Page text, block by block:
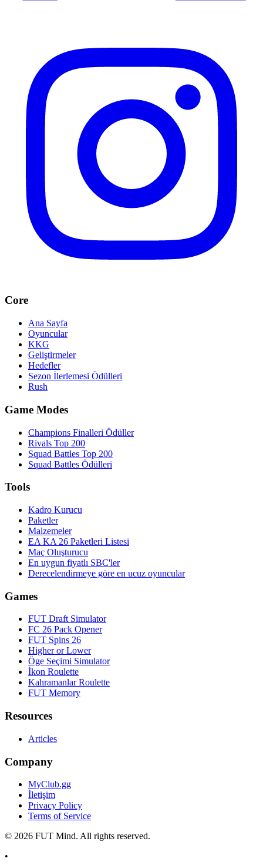
Core
Ana Sayfa
Oyuncular
KKG
Geliştirmeler
Hedefler
Sezon İlerlemesi Ödülleri
Rush
Game Modes
Champions Finalleri Ödüller
Rivals Top 200
Squad Battles Top 200
Squad Battles Ödülleri
Tools
Kadro Kurucu
Paketler
Malzemeler
EA KA 26 Paketleri Listesi
Maç Oluşturucu
En uygun fiyatlı SBC'ler
Derecelendirmeye göre en ucuz oyuncular
Games
FUT Draft Simulator
FC 26 Pack Opener
FUT Spins 26
Higher or Lower
Öge Seçimi Simulator
İkon Roulette
Kahramanlar Roulette
FUT Memory
Resources
Articles
Company
MyClub.gg
İletişim
Privacy Policy
Terms of Service
© 2026 FUT Mind. All rights reserved.
•